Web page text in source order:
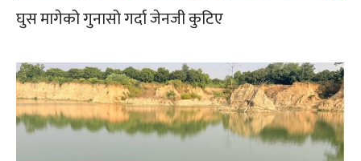
घुस मागेको गुनासो गर्दा जेनजी कुटिए